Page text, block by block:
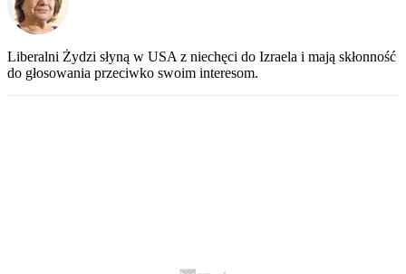
Liberalni Żydzi słyną w USA z niechęci do Izraela i mają skłonność
do głosowania przeciwko swoim interesom.